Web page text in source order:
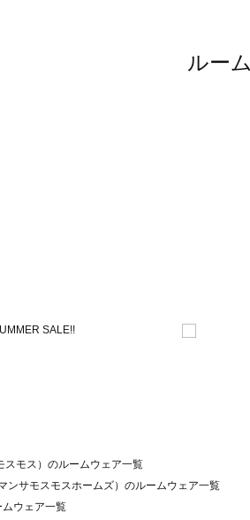
ルー
モス）のルームウェア一覧
ンサモスモスホームズ）のルームウェア一覧
ウェア一覧